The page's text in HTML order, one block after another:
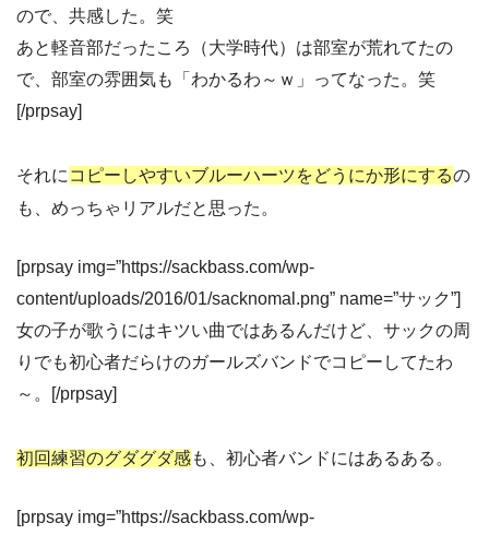
ので、共感した。笑
あと軽音部だったころ（大学時代）は部室が荒れてたの
で、部室の雰囲気も「わかるわ～ｗ」ってなった。笑
[/prpsay]
それにコピーしやすいブルーハーツをどうにか形にするの
も、めっちゃリアルだと思った。
[prpsay img=”https://sackbass.com/wp-
content/uploads/2016/01/sacknomal.png” name=”サック”]
女の子が歌うにはキツい曲ではあるんだけど、サックの周
りでも初心者だらけのガールズバンドでコピーしてたわ
～。[/prpsay]
初回練習のグダグダ感も、初心者バンドにはあるある。
[prpsay img=”https://sackbass.com/wp-